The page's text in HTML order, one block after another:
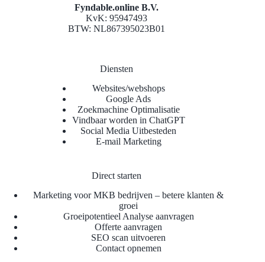
Fyndable.online B.V.
KvK: 95947493
BTW: NL867395023B01
Diensten
Websites/webshops
Google Ads
Zoekmachine Optimalisatie
Vindbaar worden in ChatGPT
Social Media Uitbesteden
E-mail Marketing
Direct starten
Marketing voor MKB bedrijven – betere klanten &
groei
Groeipotentieel Analyse aanvragen
Offerte aanvragen
SEO scan uitvoeren
Contact opnemen